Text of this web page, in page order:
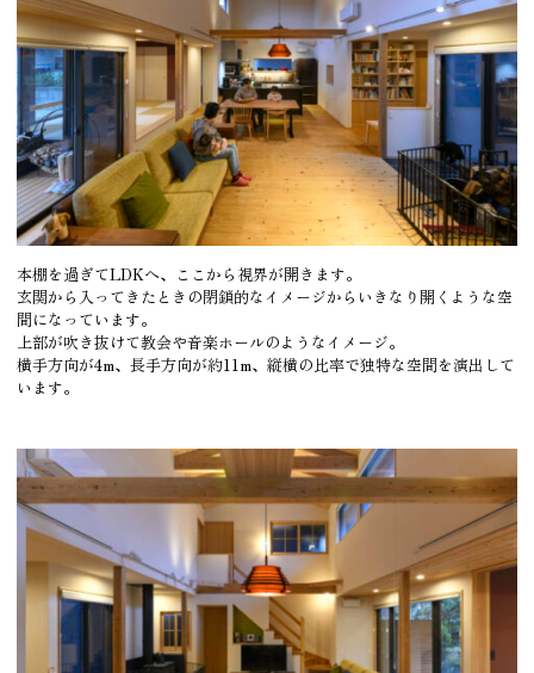
本棚を過ぎてLDKへ、ここから視界が開きます。
玄関から入ってきたときの閉鎖的なイメージからいきなり開くような空
間になっています。
上部が吹き抜けて教会や音楽ホールのようなイメージ。
横手方向が4m、長手方向が約11m、縦横の比率で独特な空間を演出して
います。